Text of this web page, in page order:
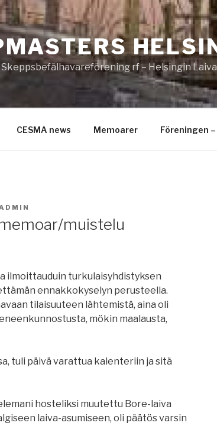
rf – Helsingin
CESMA news Memoarer Föreningen
muistelu
ilmoittauduin turkulaisyhdistyksen
ennakkokyselyn perusteella.
tilaisuuteen lähtemistä, aina oli
mökin maalausta,
tuli päivä varattua kalenteriin ja sitä
hosteliksi muutettu Bore-laiva
laiva-asumiseen, oli päätös varsin